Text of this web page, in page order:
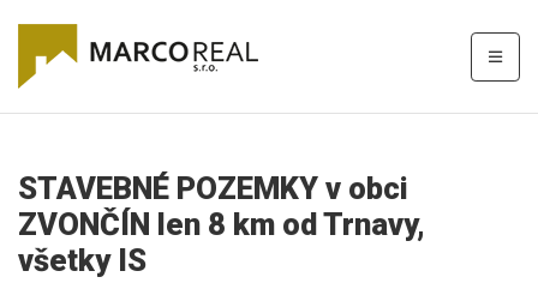
STAVEBNÉ POZEMKY v obci
ZVONČÍN len 8 km od Trnavy,
všetky IS